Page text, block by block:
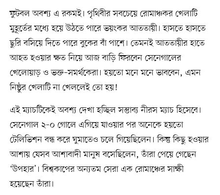
ফুটবল অবশ্য এ রকমই। পৃথিবীর সবচেয়ে রোমাঞ্চকর খেলাটি
মুহূর্তের মধ্যে হয়ে উঠতে পারে ভয়ংকর আততায়ী। হাসতে হাসতে
ছুরি বসিয়ে দিতে পারে বুকের বাঁ পাশে। তেমনই আততায়ীর হাতে
আহত হওয়ার ক্ষত নিয়ে আজ বাড়ি ফিরবেন সেনেগালের
খেলোয়াড় ও ভক্ত–সমর্থকেরা। হয়তো মনে মনে ভাববেন, এমন
নিষ্ঠুর খেলাটি না খেললেই তো হয়!
এই ম্যাচটিকেই অবশ্য দেখা হচ্ছিল সম্ভাব্য নীরস ম্যাচ হিসেবে।
সেনেগাল ২–০ গোলে এগিয়ে যাওয়ার পর অনেকে হয়তো
টেলিভিশন বন্ধ করে ঘুমাতেও চলে গিয়েছিলেন। কিন্তু কিছু হওয়ার
আশায় যেসব আশাবাদী মানুষ বসেছিলেন, তাঁরা পেয়ে গেছেন
‘উপহার’। বিশ্বকাপের অন্যতম সেরা এক রোমাঞ্চের সাক্ষী
হয়েছেন তাঁরা।